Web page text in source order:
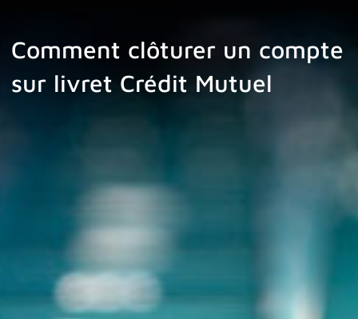
Comment clôturer un compte
sur livret Crédit Mutuel